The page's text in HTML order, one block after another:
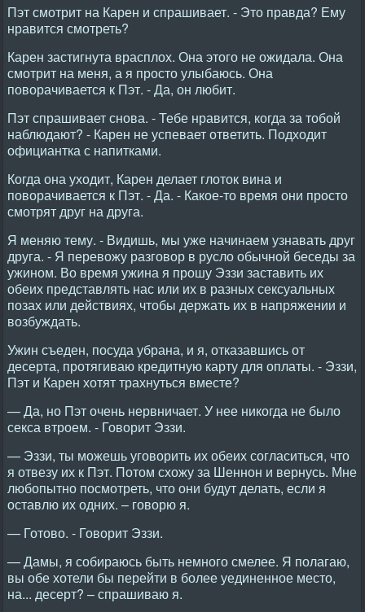
Пэт смотрит на Карен и спрашивает. - Это правда? Ему
нравится смотреть?
Карен застигнута врасплох. Она этого не ожидала. Она
смотрит на меня, а я просто улыбаюсь. Она
поворачивается к Пэт. - Да, он любит.
Пэт спрашивает снова. - Тебе нравится, когда за тобой
наблюдают? - Карен не успевает ответить. Подходит
официантка с напитками.
Когда она уходит, Карен делает глоток вина и
поворачивается к Пэт. - Да. - Какое-то время они просто
смотрят друг на друга.
Я меняю тему. - Видишь, мы уже начинаем узнавать друг
друга. - Я перевожу разговор в русло обычной беседы за
ужином. Во время ужина я прошу Эззи заставить их
обеих представлять нас или их в разных сексуальных
позах или действиях, чтобы держать их в напряжении и
возбуждать.
Ужин съеден, посуда убрана, и я, отказавшись от
десерта, протягиваю кредитную карту для оплаты. - Эззи,
Пэт и Карен хотят трахнуться вместе?
— Да, но Пэт очень нервничает. У нее никогда не было
секса втроем. - Говорит Эззи.
— Эззи, ты можешь уговорить их обеих согласиться, что
я отвезу их к Пэт. Потом схожу за Шеннон и вернусь. Мне
любопытно посмотреть, что они будут делать, если я
оставлю их одних. – говорю я.
— Готово. - Говорит Эззи.
— Дамы, я собираюсь быть немного смелее. Я полагаю,
вы обе хотели бы перейти в более уединенное место,
на... десерт? – спрашиваю я.